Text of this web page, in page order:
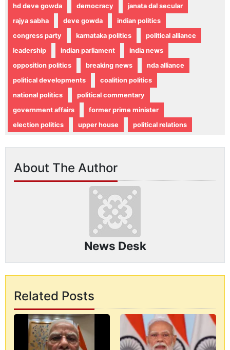
hd deve gowda
democracy
janata dal secular
rajya sabha
deve gowda
indian politics
congress party
karnataka politics
political alliance
leadership
indian parliament
india news
opposition politics
breaking news
nda alliance
political developments
coalition politics
national politics
political commentary
government affairs
former prime minister
election politics
upper house political relations
About The Author
News Desk
Related Posts